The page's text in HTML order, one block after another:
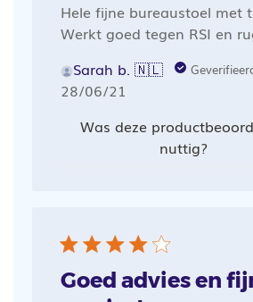
Hele fijne bureaustoel met
Werkt goed tegen RSI en
Sarah b. 🇳🇱
Publicatiedatum
28/06/21
Was deze
nuttig?
Goed advies en